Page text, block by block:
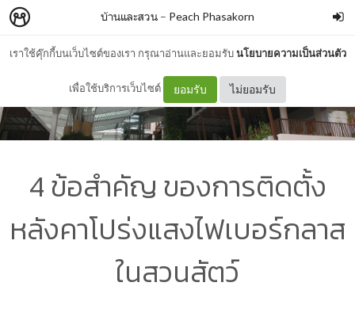
เราใช้คุ๊กกี้บนเว็บไซต์ของเรา กรุณาอ่านและยอมรับนโยบายความเป็นส่วนตัว
เพื่อใช้บริการเว็บไซต์ ยอมรับ ไม่ยอมรับ
บ้านและสวน – Peach Phasakorn
4 ข้อสำคัญ ของการติดตั้ง
หลังคาโปร่งแสงไฟเบอร์กลาส
ในสวนสัตว์